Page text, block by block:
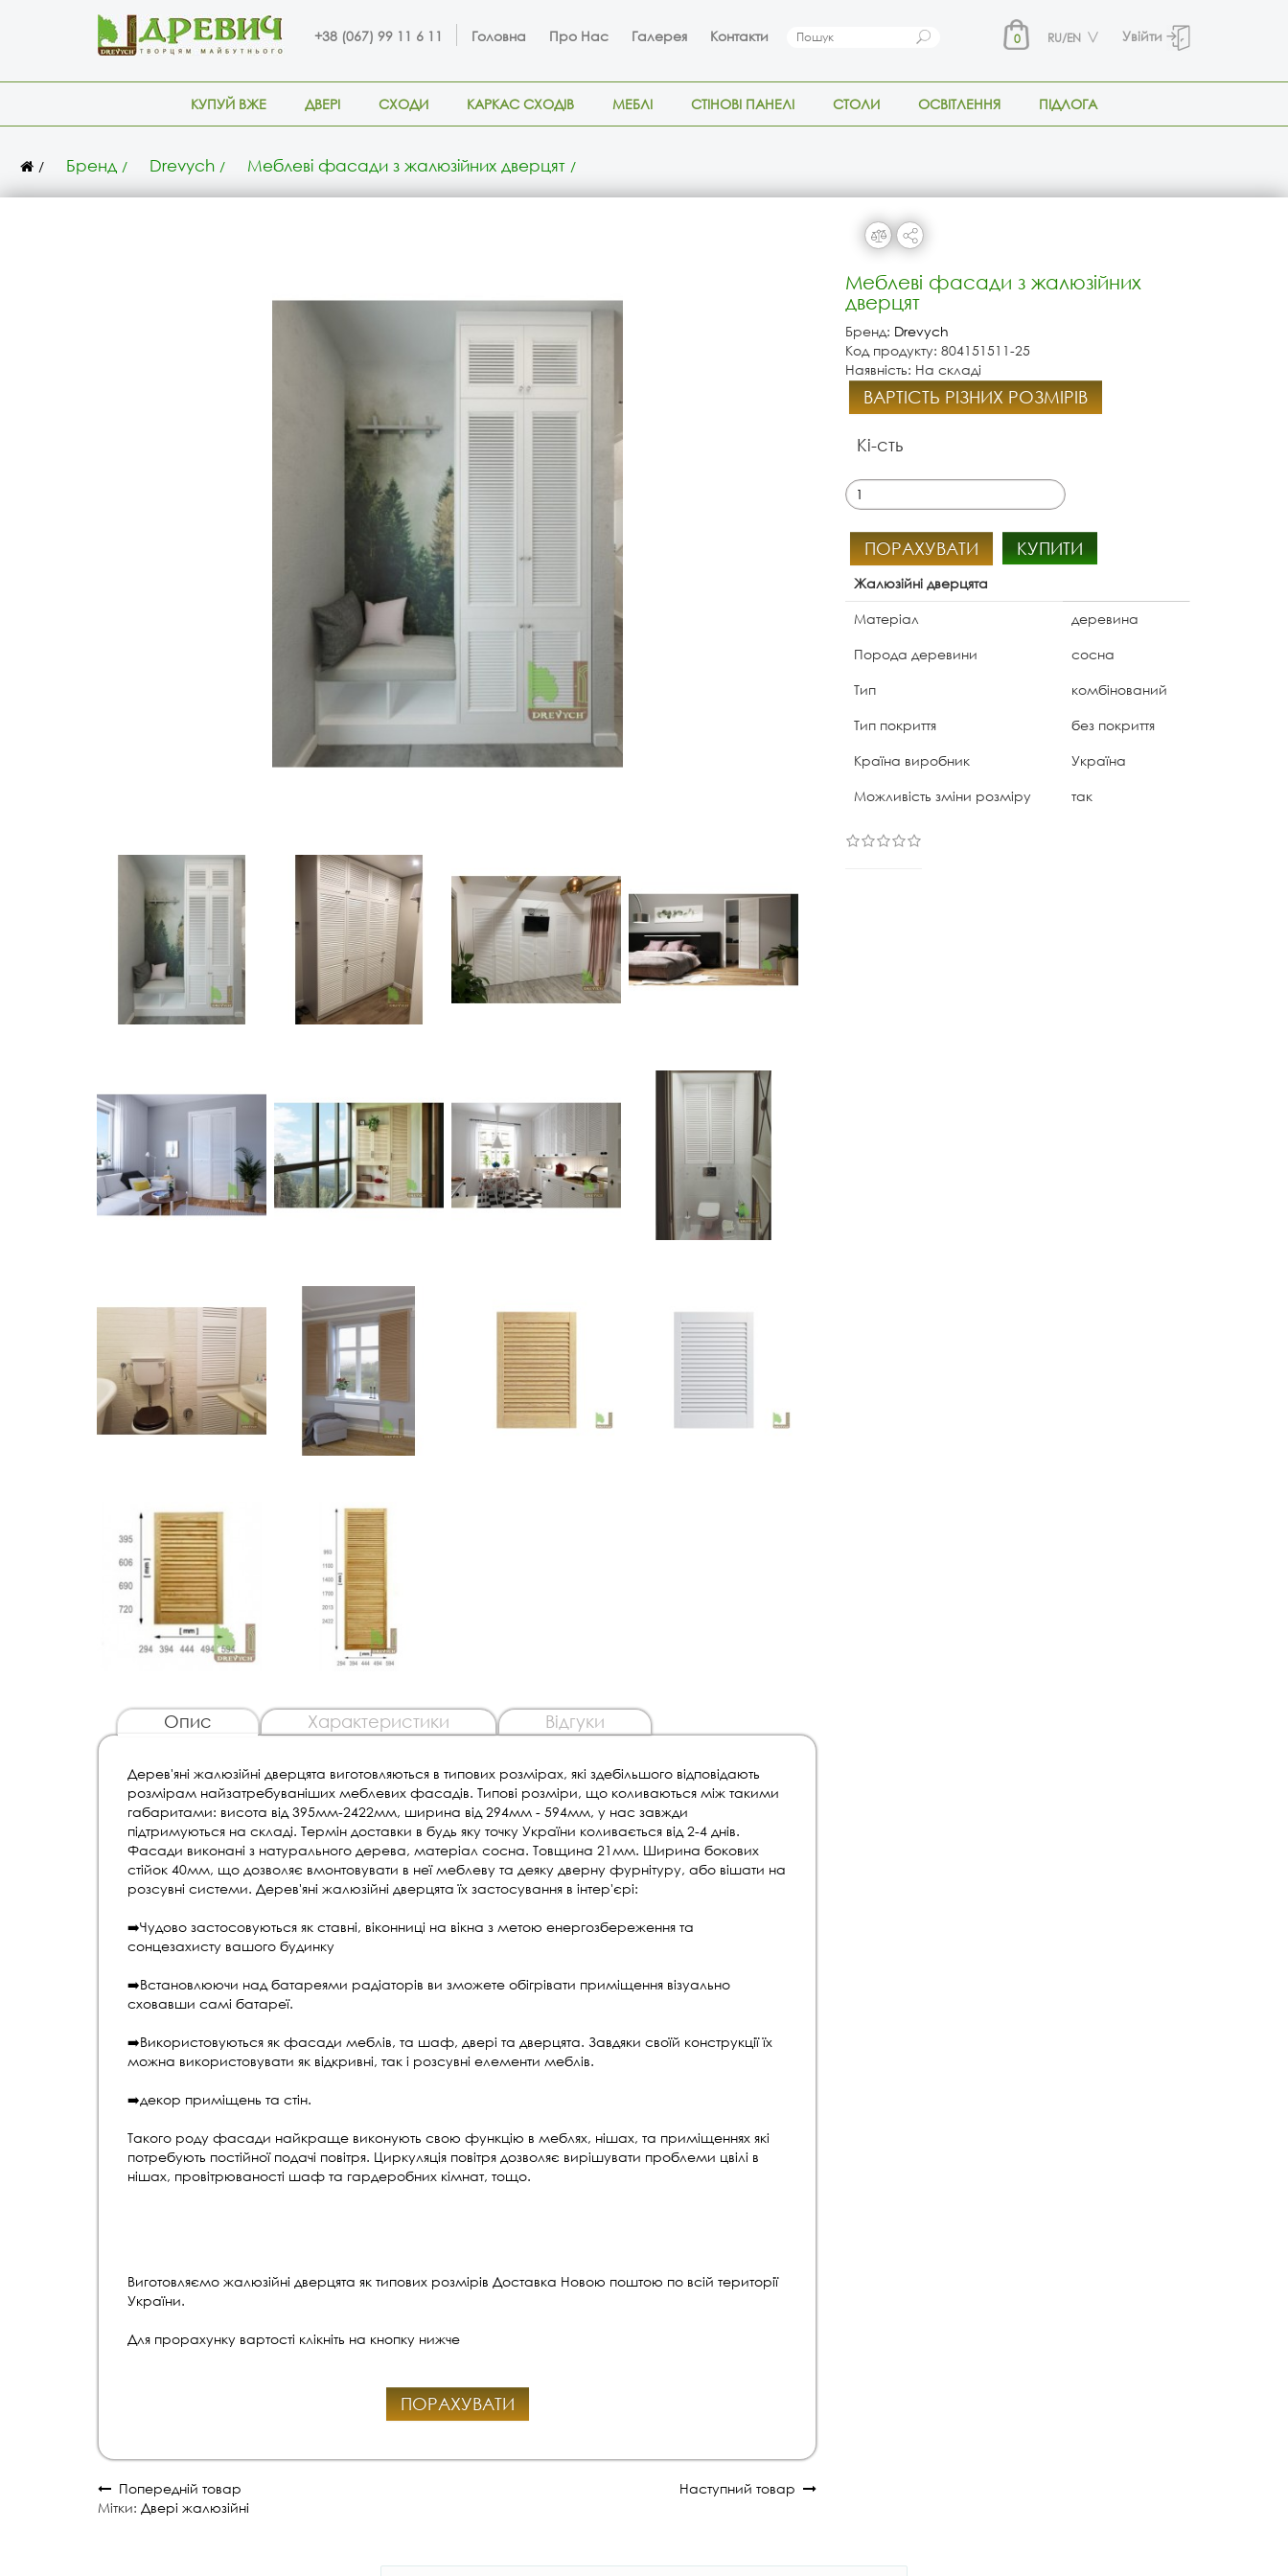
+38 (067) 99 11 6 11 Головна Про Нас Галерея Контакти 0 RU/EN Увійти
КУПУЙ ВЖЕ ДВЕРІ СХОДИ КАРКАС СХОДІВ МЕБЛІ СТІНОВІ ПАНЕЛІ СТОЛИ ОСВІТЛЕННЯ ПІДЛОГА
Бренд Drevych Меблеві фасади з жалюзійних дверцят
Опис Характеристики Відгуки
Дерев'яні жалюзійні дверцята виготовляються в типових розмірах, які здебільшого відповідають
розмірам найзатребуваніших меблевих фасадів. Типові розміри, що коливаються між такими
габаритами: висота від 395мм-2422мм, ширина від 294мм - 594мм, у нас завжди
підтримуються на складі. Термін доставки в будь яку точку України коливається від 2-4 днів.
Фасади виконані з натурального дерева, матеріал сосна. Товщина 21мм. Ширина бокових
стійок 40мм, що дозволяє вмонтовувати в неї меблеву та деяку дверну фурнітуру, або вішати на
розсувні системи. Дерев'яні жалюзійні дверцята їх застосування в інтер'єрі:
➡️Чудово застосовуються як ставні, віконниці на вікна з метою енергозбереження та
сонцезахисту вашого будинку
➡️Встановлюючи над батареями радіаторів ви зможете обігрівати приміщення візуально
сховавши самі батареї.
➡️Використовуються як фасади меблів, та шаф, двері та дверцята. Завдяки своїй конструкції їх
можна використовувати як відкривні, так і розсувні елементи меблів.
➡️декор приміщень та стін.
Такого роду фасади найкраще виконують свою функцію в меблях, нішах, та приміщеннях які
потребують постійної подачі повітря. Циркуляція повітря дозволяє вирішувати проблеми цвілі в
нішах, провітрюваності шаф та гардеробних кімнат, тощо.
Виготовляємо жалюзійні дверцята як типових розмірів Доставка Новою поштою по всій території
України.
Для прорахунку вартості клікніть на кнопку нижче
ПОРАХУВАТИ
Попередній товар Наступний товар
Меблеві фасади з жалюзійних
дверцят
Бренд: Drevych
Код продукту: 804151511-25
Наявність: На складі
ВАРТІСТЬ РІЗНИХ РОЗМІРІВ
Кі-сть
ПОРАХУВАТИ КУПИТИ
Жалюзійні дверцята
Матеріал
деревина
Порода деревини
сосна
Тип
комбінований
Тип покриття
без покриття
Країна виробник
Україна
Можливість зміни розміру
так
Мітки: Двері жалюзійні